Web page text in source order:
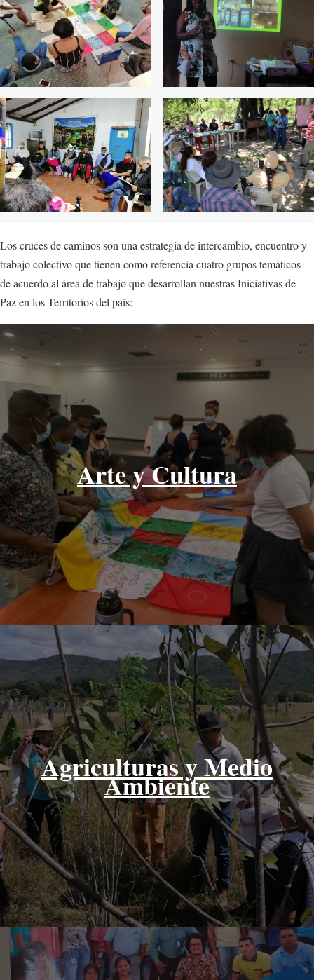
Los cruces de caminos son una estrategia de intercambio, encuentro y
trabajo colectivo que tienen como referencia cuatro grupos temáticos
de acuerdo al área de trabajo que desarrollan nuestras Iniciativas de
Paz en los Territorios del país:
Arte y Cultura
Agriculturas y Medio
Ambiente